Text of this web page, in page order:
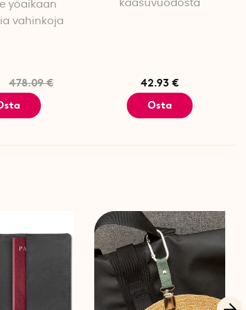
helposti kodin ympäristöön. Sen paino
yöaikaan
vahinkoja
478.09 €
kaasuvuodosta
42.93 €
Osta